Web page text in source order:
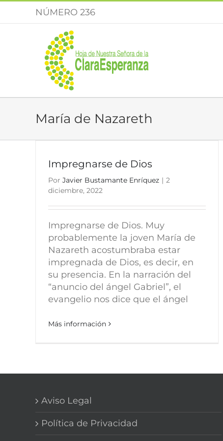
NÚMERO 236
María de Nazareth
Impregnarse de Dios
Por Javier Bustamante Enríquez | 2
diciembre, 2022
Impregnarse de Dios. Muy
probablemente la joven María de
Nazareth acostumbraba estar
impregnada de Dios, es decir, en
su presencia. En la narración del
“anuncio del ángel Gabriel”, el
evangelio nos dice que el ángel
Más información
Aviso Legal
Política de Privacidad